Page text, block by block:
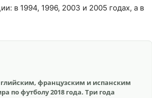
в 1994, 1996, 2003 и 2005 годах, а в
французским и испанским
по футболу 2018 года. Три года